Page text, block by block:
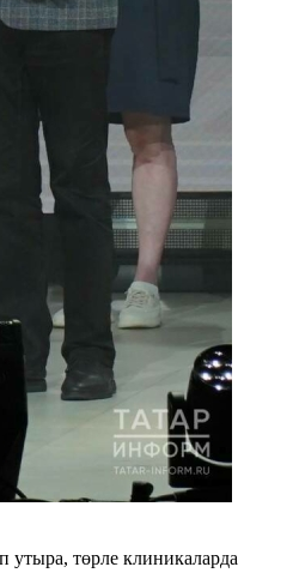
төрле клиникаларда